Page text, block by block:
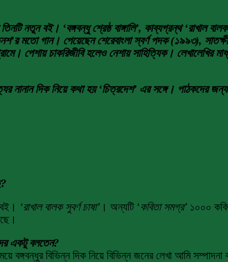
নতুন বই। ‘বঙ্গবন্ধু শ্রেষ্ঠ বাঙ্গালি’, কাব্যগ্রন্থ ‘রাখাল
মতো গান। পেয়েছেন শেরেবাংলা স্বর্ণ পদক (১৯৯৩),
পেশায় চাকরিজীবি হলেও নেশায় সাহিত্যিক।
নানান দিক নিয়ে কথা হয় ‘চিত্রদেশ’ এর সঙ্গে। পাঠকদের
‘রাখাল বালক সুবর্ণ চাষা’ । অন্যটি ‘কবিতা সমগ্র’ ১০০০
একটু বলতেন?
বঙ্গবন্ধুর বিভিন্ন দিক নিয়ে বিভিন্ন জনের লেখা আমি সম্পাদনা